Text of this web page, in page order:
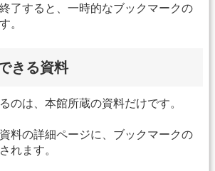
了すると、一時的なブックマークの
。
きる資料
のは、本館所蔵の資料だけです。
料の詳細ページに、ブックマークの
れます。